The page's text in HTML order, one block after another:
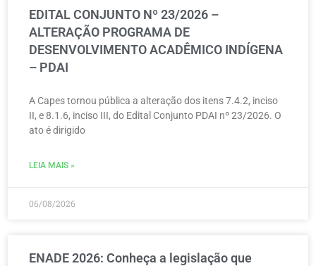
EDITAL CONJUNTO Nº 23/2026 –
ALTERAÇÃO PROGRAMA DE
DESENVOLVIMENTO ACADÊMICO INDÍGENA
– PDAI
A Capes tornou pública a alteração dos itens 7.4.2, inciso
II, e 8.1.6, inciso III, do Edital Conjunto PDAI nº 23/2026. O
ato é dirigido
LEIA MAIS »
06/08/2026
ENADE 2026: Conheça a legislação que